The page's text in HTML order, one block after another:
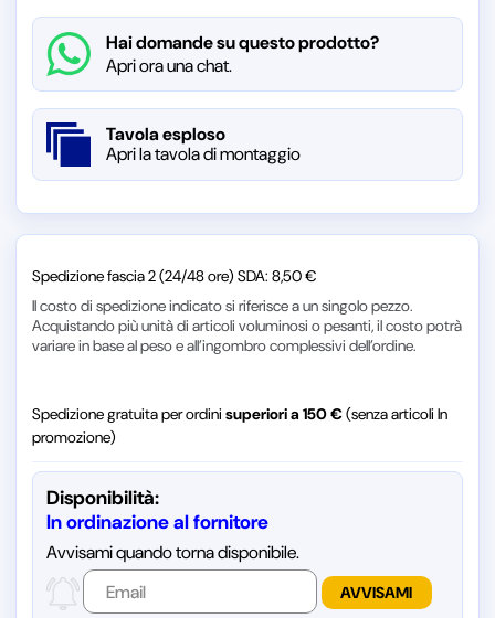
Hai domande su questo prodotto?
Apri ora una chat.
Tavola esploso
Apri la tavola di montaggio
Spedizione fascia 2 (24/48 ore) SDA: 8,50 €
Il costo di spedizione indicato si riferisce a un singolo pezzo.
Acquistando più unità di articoli voluminosi o pesanti, il costo potrà
variare in base al peso e all’ingombro complessivi dell’ordine.
Spedizione gratuita per ordinisuperiori a 150 €(senza articoli In
promozione)
Disponibilità:
In ordinazione al fornitore
Avvisami quando torna disponibile.